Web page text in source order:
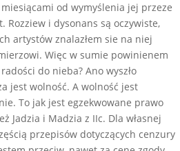
od wymyślenia jej przeze
i dysonans są oczywiste,
artystów znalazłem sie na niej
Więc w sumie powinienem
do nieba? Ano wyszło
jest wolność. A wolność jest
To jak jest egzekwowane prawo
Jadzia i Madzia z IIc. Dla własnej
przepisów dotyczących cenzury